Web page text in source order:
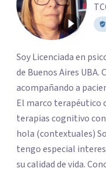
Soy Licenciada en
de Buenos Aires UBA.
acompañando a
El marco terapéutico
terapias cognitivo
hola (contextuales)
tengo especial
su calidad de vida.